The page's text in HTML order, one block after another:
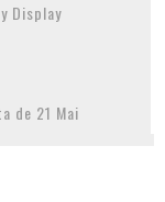
Display
de 21 Mai